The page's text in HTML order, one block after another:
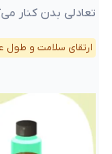
تعادلی بدن کنار
ارتقای سلامت و طول